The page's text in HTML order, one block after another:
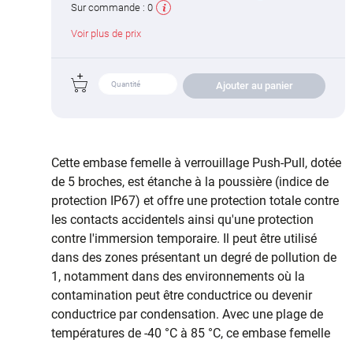
Sur commande : 0
Voir plus de prix
Ajouter au panier
Cette embase femelle à verrouillage Push-Pull, dotée
de 5 broches, est étanche à la poussière (indice de
protection IP67) et offre une protection totale contre
les contacts accidentels ainsi qu'une protection
contre l'immersion temporaire. Il peut être utilisé
dans des zones présentant un degré de pollution de
1, notamment dans des environnements où la
contamination peut être conductrice ou devenir
conductrice par condensation. Avec une plage de
températures de -40 °C à 85 °C, ce embase femelle